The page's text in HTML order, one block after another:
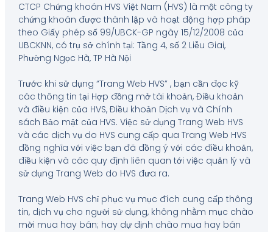
CTCP Chứng khoán HVS Việt Nam (HVS) là một công ty
chứng khoán được thành lập và hoạt động hợp pháp
theo Giấy phép số 99/UBCK-GP ngày 15/12/2008 của
UBCKNN, có trụ sở chính tại: Tầng 4, số 2 Liễu Giai,
Phường Ngọc Hà, TP Hà Nội
Trước khi sử dụng “Trang Web HVS” , bạn cần đọc kỹ
các thông tin tại Hợp đồng mở tài khoản, Điều khoản
và điều kiện của HVS, Điều khoản Dịch vụ và Chính
sách Bảo mật của HVS. Việc sử dụng Trang Web HVS
và các dịch vụ do HVS cung cấp qua Trang Web HVS
đồng nghĩa với việc bạn đã đồng ý với các điều khoản,
điều kiện và các quy định liên quan tới việc quản lý và
sử dụng Trang Web do HVS đưa ra.
Trang Web HVS chỉ phục vụ mục đích cung cấp thông
tin, dịch vụ cho người sử dụng, không nhằm mục chào
mời mua hay bán; hay dự định chào mua hay bán